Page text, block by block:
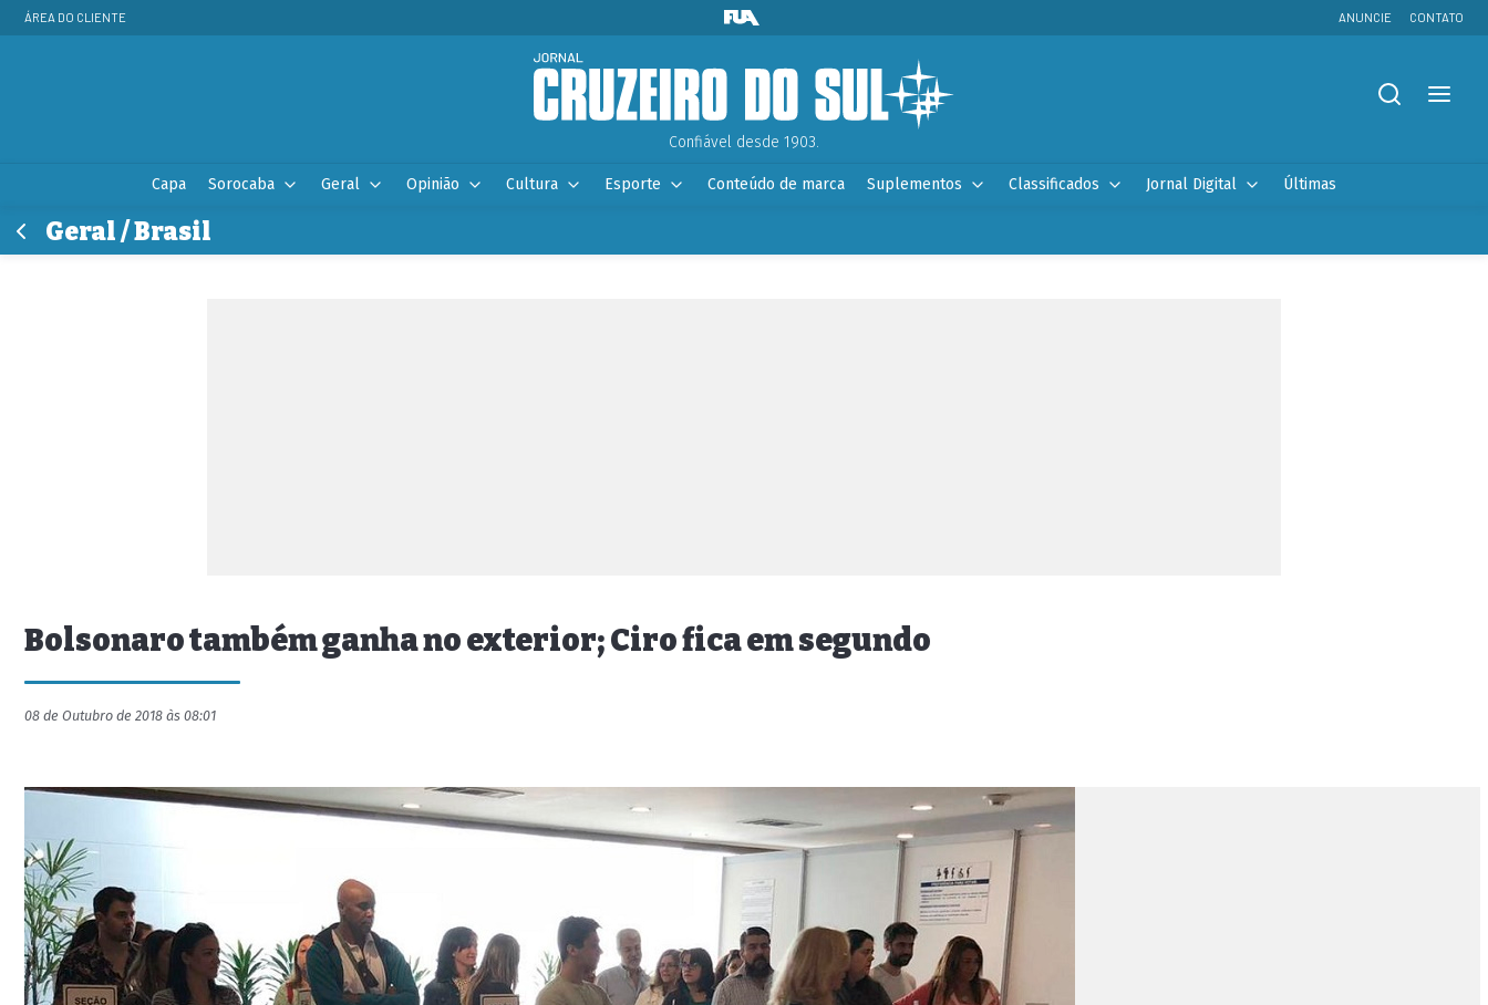
ÁREA DO CLIENTE ANUNCIE CONTATO
Confiável desde 1903.
Capa Sorocaba Geral Opinião Cultura Esporte Conteúdo de marca Suplementos Classificados Jornal Digital Últimas
Geral / Brasil
Bolsonaro também ganha no exterior; Ciro fica em segundo
08 de Outubro de 2018 às 08:01